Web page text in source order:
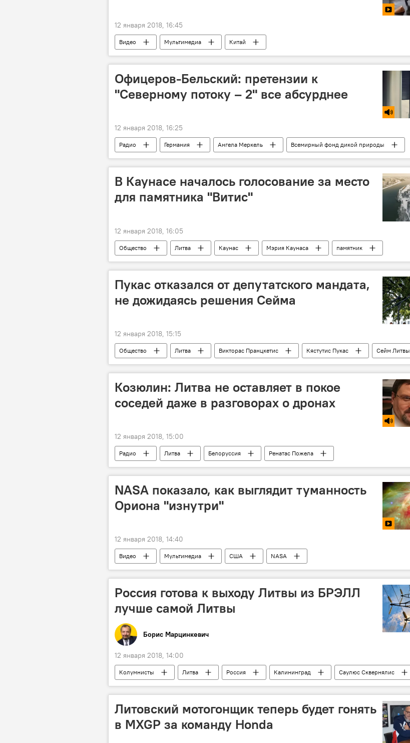
12 января 2018, 16:45
Видео Мультимедиа Китай
Офицеров-Бельский: претензии к
"Северному потоку – 2" все абсурднее
12 января 2018, 16:25
Радио Германия Ангела Меркель
Всемирный фонд дикой природы
строительство газопровода "Северный поток-2"
"Северный поток – 2"
В Каунасе началось голосование за место
для памятника "Витис"
12 января 2018, 16:05
Общество Литва Каунас Мэрия Каунаса памятник
Пукас отказался от депутатского мандата,
не дожидаясь решения Сейма
12 января 2018, 15:15
Общество Литва Викторас Пранцкетис Кястутис Пукас
Сейм Литвы
импичмент
Козюлин: Литва не оставляет в покое
соседей даже в разговорах о дронах
12 января 2018, 15:00
Радио Литва Белоруссия
Ренатас Пожела
Служба охраны государственной границы (СОГГ)
беспилотник
NASA показало, как выглядит туманность
Ориона "изнутри"
12 января 2018, 14:40
Видео Мультимедиа США NASA
Россия готова к выходу Литвы из БРЭЛЛ
лучше самой Литвы
Борис Марцинкевич
12 января 2018, 14:00
Колумнисты Литва Россия Калининград
Саулюс Сквернялис
Даля Грибаускайте
БРЭЛЛ
двусторонние отношения
Литовский мотогонщик теперь будет гонять
в MXGP за команду Honda